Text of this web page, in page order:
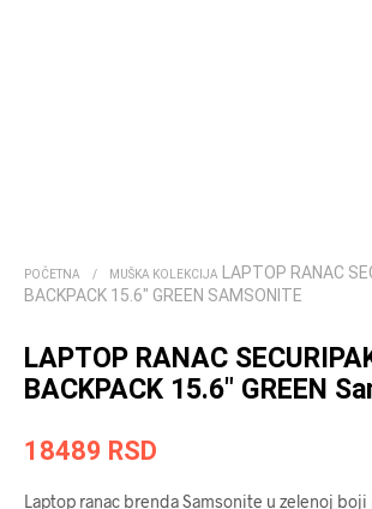
POČETNA / MUŠKA KOLEKCIJA LAPTOP RANAC
BACKPACK 15.6″ GREEN SAMSONITE
LAPTOP RANAC
BACKPACK 15.6″ GREEN
18489 RSD
Laptop ranac brenda Samsonite u zelenoj